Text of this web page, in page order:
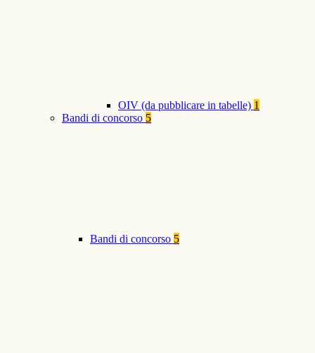
OIV (da pubblicare in tabelle) 1
Bandi di concorso 5
Bandi di concorso 5